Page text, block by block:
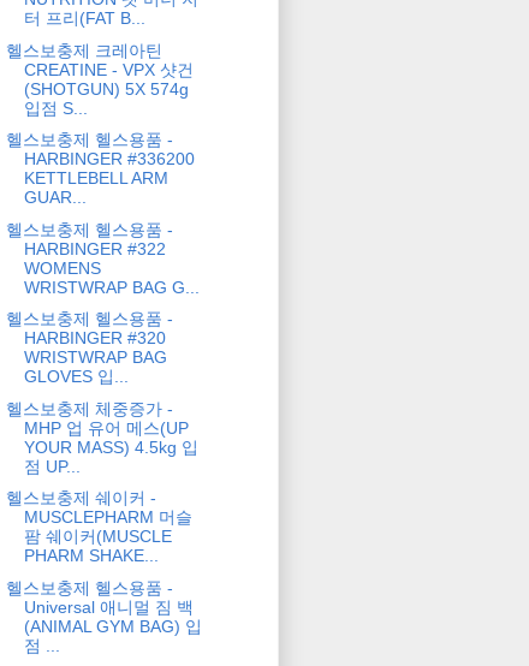
터 프리(FAT B...
헬스보충제 크레아틴
CREATINE - VPX 샷건
(SHOTGUN) 5X 574g
입점 S...
헬스보충제 헬스용품 -
HARBINGER #336200
KETTLEBELL ARM
GUAR...
헬스보충제 헬스용품 -
HARBINGER #322
WOMENS
WRISTWRAP BAG G...
헬스보충제 헬스용품 -
HARBINGER #320
WRISTWRAP BAG
GLOVES 입...
헬스보충제 체중증가 -
MHP 업 유어 메스(UP
YOUR MASS) 4.5kg 입
점 UP...
헬스보충제 쉐이커 -
MUSCLEPHARM 머슬
팜 쉐이커(MUSCLE
PHARM SHAKE...
헬스보충제 헬스용품 -
Universal 애니멀 짐 백
(ANIMAL GYM BAG) 입
점 ...